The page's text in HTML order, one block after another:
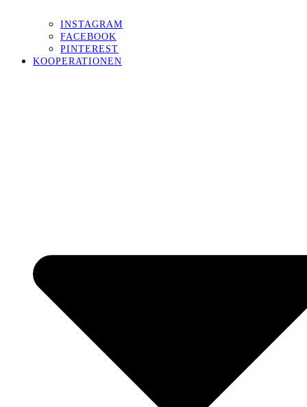
INSTAGRAM
FACEBOOK
PINTEREST
KOOPERATIONEN